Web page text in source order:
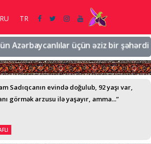
RU TR
Azərbaycanlılar üçün əziz bir
Sadıqcanın evində doğulub, 92 yaşı var,
görmək arzusu ilə yaşayır, amma...”